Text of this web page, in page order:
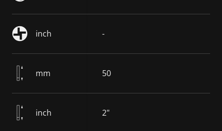
inch -
mm 50
inch 2"